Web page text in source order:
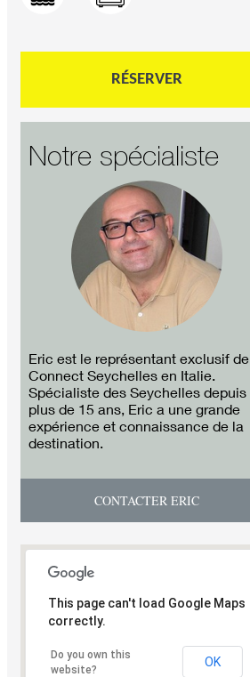
RÉSERVER
Notre spécialiste
Eric est le représentant exclusif de
Connect Seychelles en Italie.
Spécialiste des Seychelles depuis
plus de 15 ans, Eric a une grande
expérience et connaissance de la
destination.
CONTACTER ERIC
This page can't load Google Maps
correctly.
Do you own this
website?
OK